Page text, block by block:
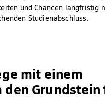
und Chancen langfristig
Studienabschluss.
mit einem
den